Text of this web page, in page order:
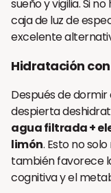
sueño y vigilia. Si
caja de luz de
excelente
Hidratación
Después de
despierta
agua filtrada +
limón. Esto no
también favorece
cognitiva y el